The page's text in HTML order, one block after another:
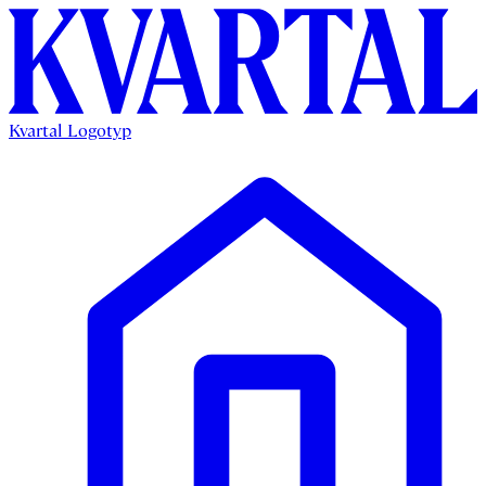
Kvartal Logotyp